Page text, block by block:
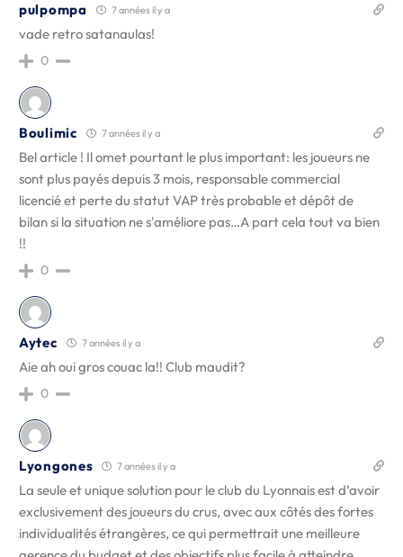
pulpompa 7 années il y a
vade retro satanaulas!
0
Boulimic 7 années il y a
Bel article ! Il omet pourtant le plus important: les joueurs ne
sont plus payés depuis 3 mois, responsable commercial
licencié et perte du statut VAP très probable et dépôt de
bilan si la situation ne s'améliore pas…A part cela tout va bien
!!
0
Aytec 7 années il y a
Aie ah oui gros couac la!! Club maudit?
0
Lyongones 7 années il y a
La seule et unique solution pour le club du Lyonnais est d’avoir
exclusivement des joueurs du crus, avec aux côtés des fortes
individualités étrangères, ce qui permettrait une meilleure